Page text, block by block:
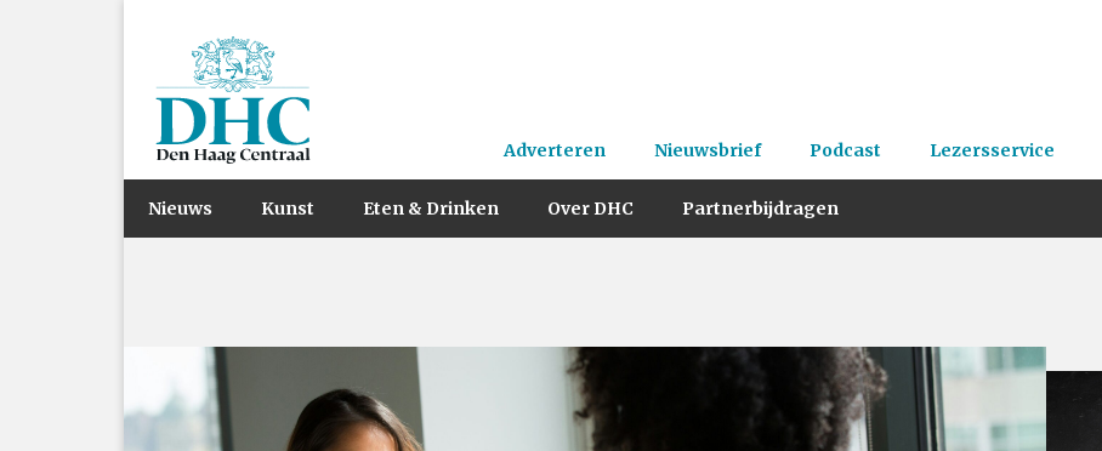
Adverteren Nieuwsbrief Podcast Lezersservice
Nieuws Kunst Eten & Drinken Over DHC Partnerbijdragen